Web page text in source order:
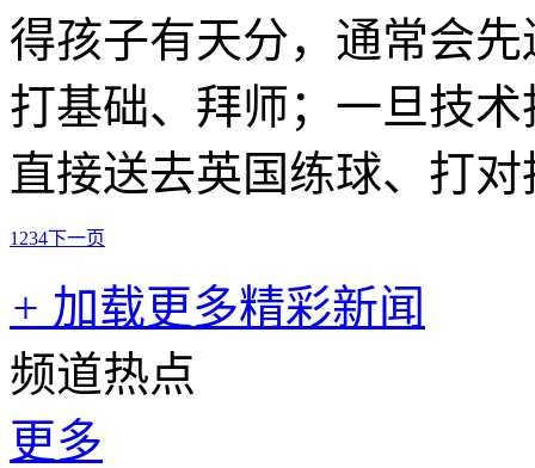
得孩子有天分，通常会
打基础、拜师；一旦技
直接送去英国练球、打
1 234下一页
+ 加载更多精彩新闻
频道热点
更多